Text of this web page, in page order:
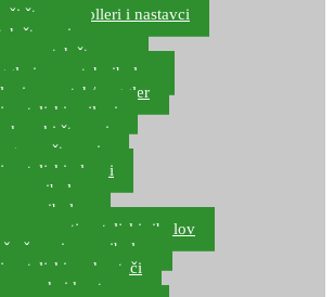
štapova rolleri i nastavci
štapovi
za match štapove
za match ribolov
za match/waggler
najloni
štapovi
štapovi
plovci
za ribolov
za ribolov
za natjecateljski ribolov
čuvarice za ribolov
podmetači
posude i kante